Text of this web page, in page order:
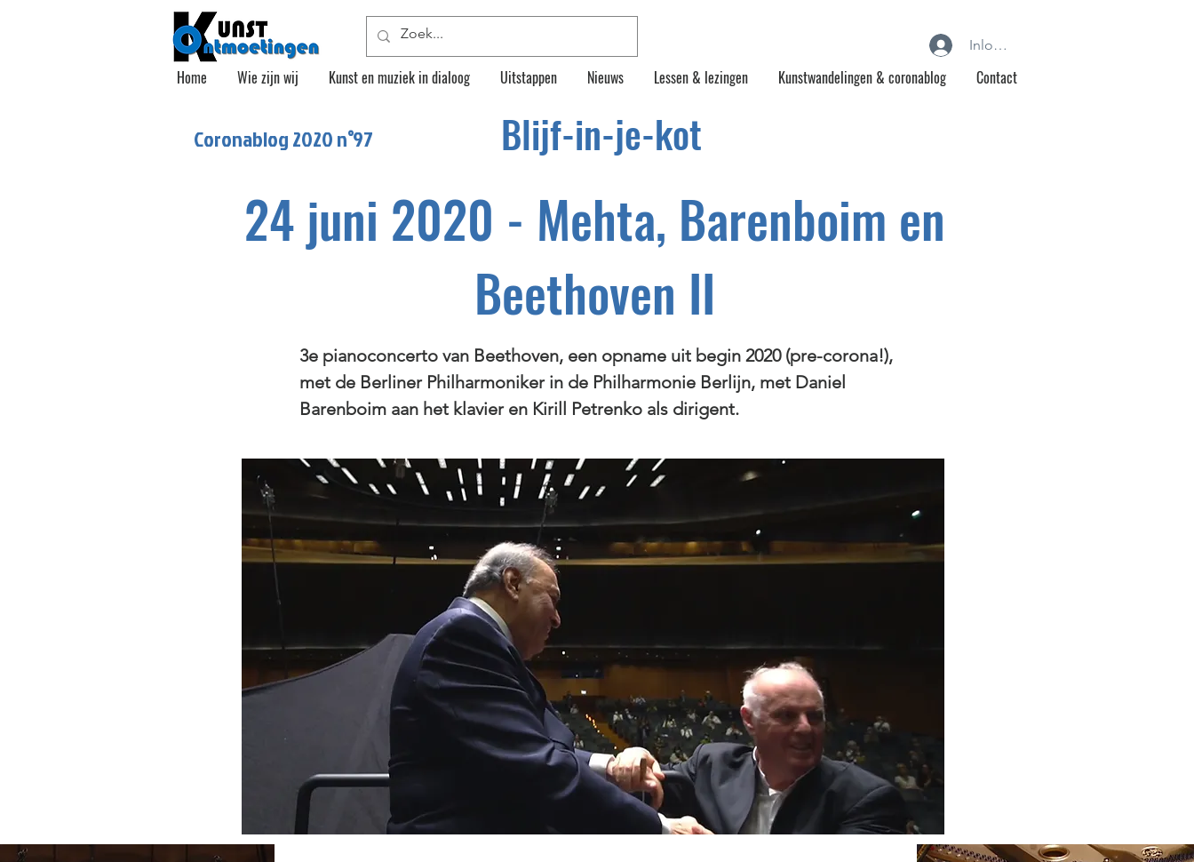
Inloggen
Home Wie zijn wij Kunst en muziek in dialoog Uitstappen Nieuws Lessen & lezingen Kunstwandelingen & coronablog Contact
Blijf-in-je-kot
97
Coronablog 2020 n°
24 juni 2020 - Mehta, Barenboim en
Beethoven II
3e pianoconcerto van Beethoven, een opname uit begin 2020 (pre-corona!),
met de Berliner Philharmoniker in de Philharmonie Berlijn, met Daniel
Barenboim aan het klavier en Kirill Petrenko als dirigent.